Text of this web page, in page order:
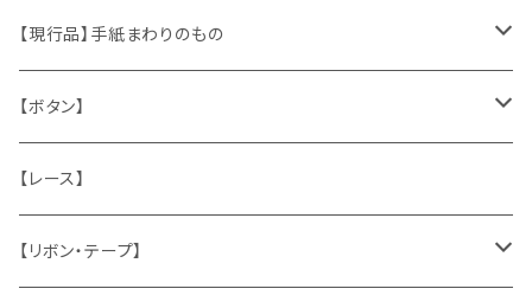
くま、テディベア
うさぎ
ヴィンテージファブリック
ハンドメイド製品
お部屋に飾るもの
メタル製品
ポストカード、カレンダー
マッチラベル、食品ラベル
蔵書票、荷札、ビュバー、伝票
シール、ステッカー、クロモス
伝票、タグ、シール
袋、ラッピングペーパー
ひも、テープ
【現行品】手紙まわりのもの
封筒、ポストカード
切手
スタンプ
【ボタン】
木
貝
【レース】
【リボン・テープ】